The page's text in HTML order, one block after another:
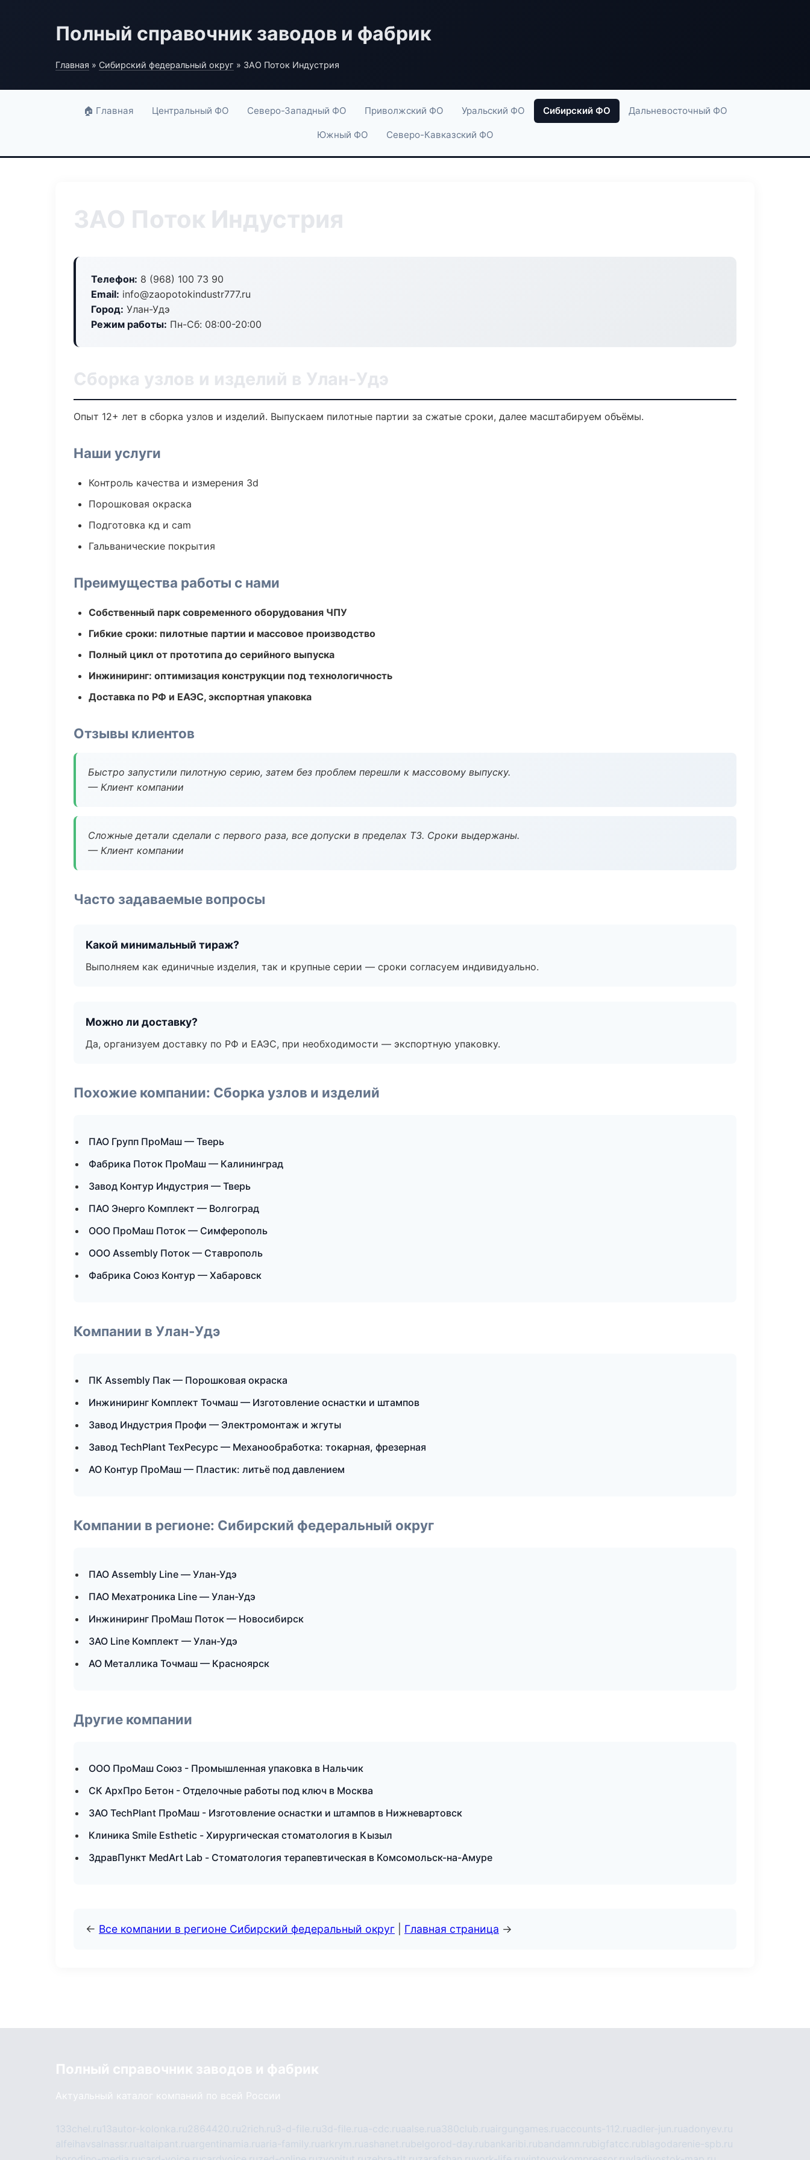
Полный справочник заводов и фабрик
Главная » Сибирский федеральный округ » ЗАО Поток Индустрия
🏠 Главная Центральный ФО Северо-Западный ФО Приволжский ФО Уральский ФО Сибирский ФО Дальневосточный ФО
Южный ФО Северо-Кавказский ФО
ЗАО Поток Индустрия
Телефон: 8 (968) 100 73 90
Email: info@zaopotokindustr777.ru
Город: Улан-Удэ
Режим работы: Пн-Сб: 08:00-20:00
Сборка узлов и изделий в Улан-Удэ
Опыт 12+ лет в сборка узлов и изделий. Выпускаем пилотные партии за сжатые сроки, далее масштабируем объёмы.
Наши услуги
Контроль качества и измерения 3d
Порошковая окраска
Подготовка кд и cam
Гальванические покрытия
Преимущества работы с нами
Собственный парк современного оборудования ЧПУ
Гибкие сроки: пилотные партии и массовое производство
Полный цикл от прототипа до серийного выпуска
Инжиниринг: оптимизация конструкции под технологичность
Доставка по РФ и ЕАЭС, экспортная упаковка
Отзывы клиентов
Быстро запустили пилотную серию, затем без проблем перешли к массовому выпуску.
— Клиент компании
Сложные детали сделали с первого раза, все допуски в пределах ТЗ. Сроки выдержаны.
— Клиент компании
Часто задаваемые вопросы
Какой минимальный тираж?
Выполняем как единичные изделия, так и крупные серии — сроки согласуем индивидуально.
Можно ли доставку?
Да, организуем доставку по РФ и ЕАЭС, при необходимости — экспортную упаковку.
Похожие компании: Сборка узлов и изделий
ПАО Групп ПроМаш — Тверь
Фабрика Поток ПроМаш — Калининград
Завод Контур Индустрия — Тверь
ПАО Энерго Комплект — Волгоград
ООО ПроМаш Поток — Симферополь
ООО Assembly Поток — Ставрополь
Фабрика Союз Контур — Хабаровск
Компании в Улан-Удэ
ПК Assembly Пак — Порошковая окраска
Инжиниринг Комплект Точмаш — Изготовление оснастки и штампов
Завод Индустрия Профи — Электромонтаж и жгуты
Завод TechPlant ТехРесурс — Механообработка: токарная, фрезерная
АО Контур ПроМаш — Пластик: литьё под давлением
Компании в регионе: Сибирский федеральный округ
ПАО Assembly Line — Улан-Удэ
ПАО Мехатроника Line — Улан-Удэ
Инжиниринг ПроМаш Поток — Новосибирск
ЗАО Line Комплект — Улан-Удэ
АО Металлика Точмаш — Красноярск
Другие компании
ООО ПроМаш Союз - Промышленная упаковка в Нальчик
СК АрхПро Бетон - Отделочные работы под ключ в Москва
ЗАО TechPlant ПроМаш - Изготовление оснастки и штампов в Нижневартовск
Клиника Smile Esthetic - Хирургическая стоматология в Кызыл
ЗдравПункт MedArt Lab - Стоматология терапевтическая в Комсомольск-на-Амуре
← Все компании в регионе Сибирский федеральный округ Главная страница →
Полный справочник заводов и фабрик
Актуальный каталог компаний по всей России
133chel.ru13autor-kolonka.ru2864420.ru2rich.ru3-d-file.ru3d-file.rua-cdc.ruaalse.rua380club.ruairgungames.ruaccounts-112.ruadler-jun.ruadonyev.ru
alfeihavsalnassr.rualtaipant.ruargentinamia.ruaria-family.ruarkrym.ruashanet.rubelgorod-day.rubankaribi.rubandamn.rubigfatcc.rublagodarenie-spb.ru